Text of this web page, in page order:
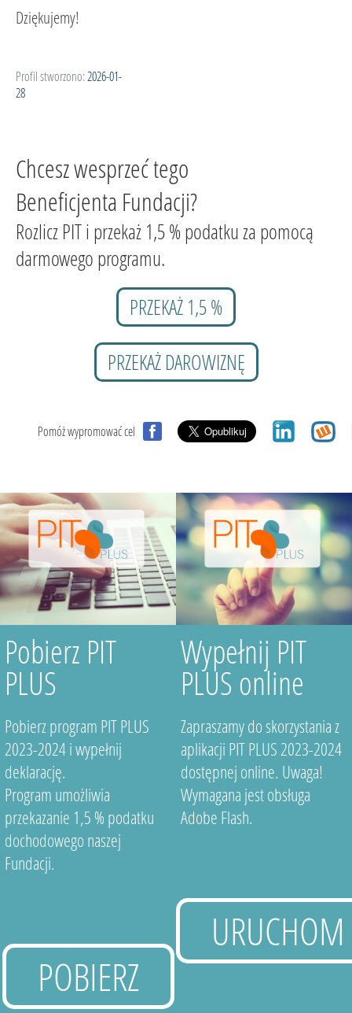
Dziękujemy!
Profil stworzono: 2026-01-
28
Chcesz wesprzeć tego
Beneficjenta Fundacji?
Rozlicz PIT i przekaż 1,5 % podatku za pomocą
darmowego programu.
PRZEKAŻ 1,5 %
PRZEKAŻ DAROWIZNĘ
Pomóż wypromować cel
Pobierz PIT
PLUS
Pobierz program PIT PLUS
2023-2024 i wypełnij
deklarację.
Program umożliwia
przekazanie 1,5 % podatku
dochodowego naszej
Fundacji.
POBIERZ
Wypełnij PIT
PLUS online
Zapraszamy do skorzystania z
aplikacji PIT PLUS 2023-2024
dostępnej online. Uwaga!
Wymagana jest obsługa
Adobe Flash.
URUCHOM